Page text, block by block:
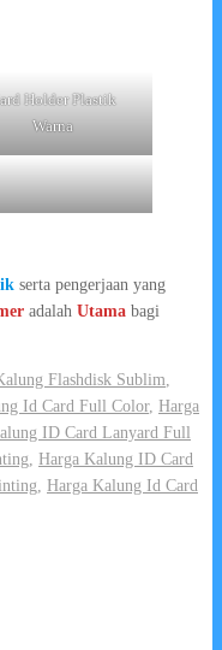
Holder Plastik
Warna
serta pengerjaan yang
adalah Utama bagi
Flashdisk Sublim,
Id Card Full Color, Harga
ID Card Lanyard Full
, Harga Kalung ID Card
, Harga Kalung Id Card